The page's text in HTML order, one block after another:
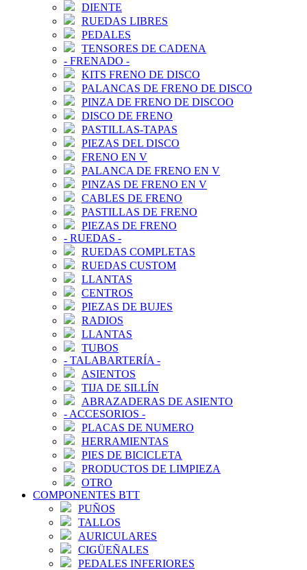
DIENTE
RUEDAS LIBRES
PEDALES
TENSORES DE CADENA
- FRENADO -
KITS FRENO DE DISCO
PALANCAS DE FRENO DE DISCO
PINZA DE FRENO DE DISCOO
DISCO DE FRENO
PASTILLAS-TAPAS
PIEZAS DEL DISCO
FRENO EN V
PALANCA DE FRENO EN V
PINZAS DE FRENO EN V
CABLES DE FRENO
PASTILLAS DE FRENO
PIEZAS DE FRENO
- RUEDAS -
RUEDAS COMPLETAS
RUEDAS CUSTOM
LLANTAS
CENTROS
PIEZAS DE BUJES
RADIOS
LLANTAS
TUBOS
- TALABARTERÍA -
ASIENTOS
TIJA DE SILLÍN
ABRAZADERAS DE ASIENTO
- ACCESORIOS -
PLACAS DE NUMERO
HERRAMIENTAS
PIES DE BICICLETA
PRODUCTOS DE LIMPIEZA
OTRO
COMPONENTES BTT
PUÑOS
TALLOS
AURICULARES
CIGÜEÑALES
PEDALES INFERIORES